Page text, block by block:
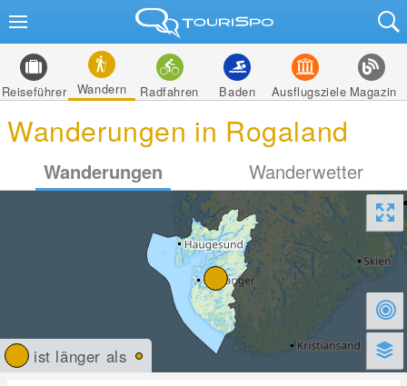
Reiseführer Wandern Radfahren Baden Ausflugsziele Magazin
Wanderungen in Rogaland
Wanderungen Wanderwetter
ist länger als